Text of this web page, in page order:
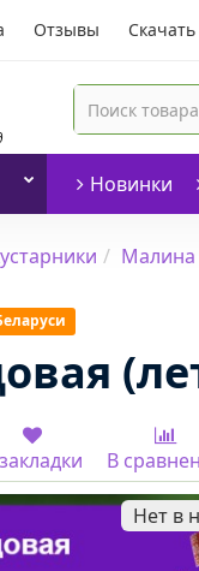
Отзывы Скачать
Новинки
Малина
В
Нет в